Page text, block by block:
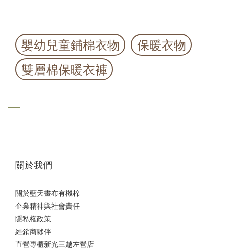
嬰幼兒童鋪棉衣物
保暖衣物
雙層棉保暖衣褲
關於我們
關於藍天畫布有機棉
企業精神與社會責任
隱私權政策
經銷商夥伴
直營專櫃新光三越左營店